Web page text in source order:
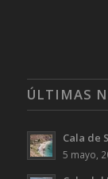
ÚLTIMAS
Cala de
5 mayo,